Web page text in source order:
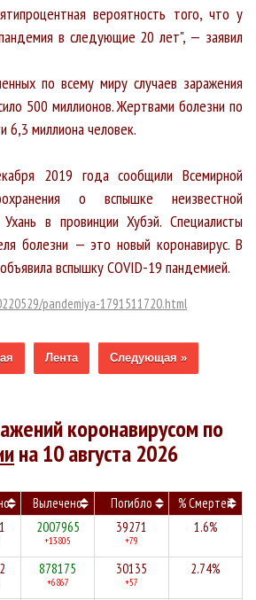
вероятность того, что у
в следующие 20 лет", — заявил
по всему миру случаев заражения
500 миллионов. Жертвами болезни по
6,3 миллиона человек.
2019 года сообщили Всемирной
о вспышке неизвестной
в провинции Хубэй. Специалисты
болезни — это новый коронавирус. В
вспышку COVID-19 пандемией.
pandemiya-1791511720.html
Лента Следующая »
коронавирусом по
на 10 августа 2026
Вылечено Погибло
% Смертей
2007965
+13805
39271
+79
1.6%
878175
+6867
30135
+57
2.74%